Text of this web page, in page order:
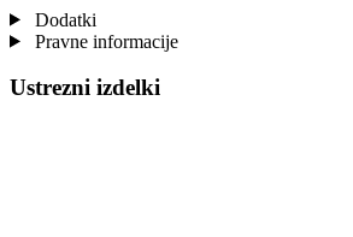
Dodatki
Pravne informacije
Ustrezni izdelki